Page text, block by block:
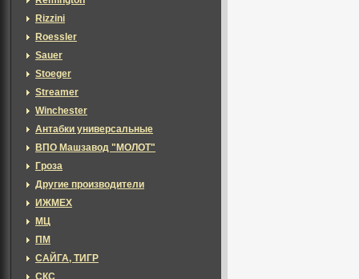
Rizzini
Roessler
Sauer
Stoeger
Streamer
Winchester
Антабки универсальные
ВПО Машзавод "МОЛОТ"
Гроза
Другие производители
ИЖМЕХ
МЦ
ПМ
САЙГА, ТИГР
СКС